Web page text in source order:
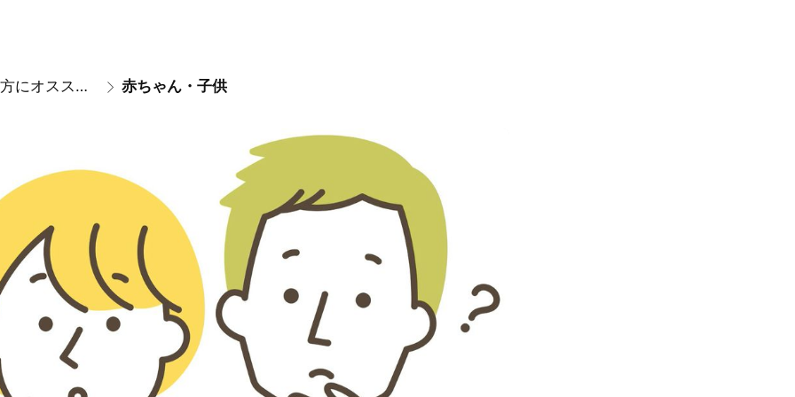
こんな方にオススメです。 赤ちゃん・子供